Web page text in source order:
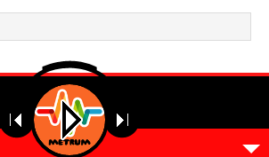
- Metrum. All Rights Reserved.